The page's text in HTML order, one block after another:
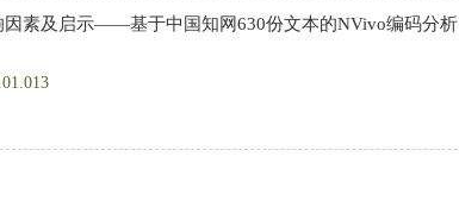
素及启示——基于中国知网630份文本的NVivo编码分析